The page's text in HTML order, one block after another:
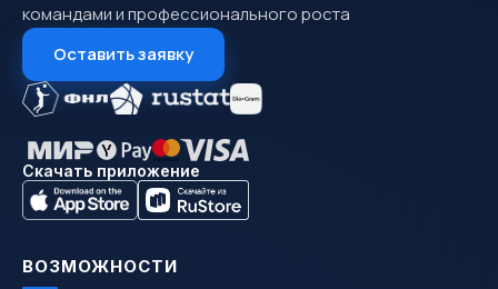
командами и профессионального роста
Оставить заявку
Скачать приложение
ВОЗМОЖНОСТИ